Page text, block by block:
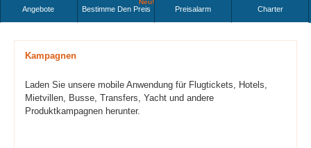
Angebote Bestimme Den Preis
Neu!
Preisalarm Charter
Kampagnen
Laden Sie unsere mobile Anwendung für Flugtickets, Hotels,
Mietvillen, Busse, Transfers, Yacht und andere
Produktkampagnen herunter.